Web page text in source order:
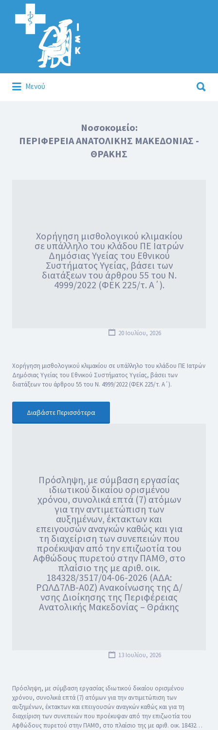
Αναζήτηση
για:
Μενού
για:
Νοσοκομείο:
ΠΕΡΙΦΕΡΕΙΑ ΑΝΑΤΟΛΙΚΗΣ ΜΑΚΕΔΟΝΙΑΣ -
ΘΡΑΚΗΣ
Χορήγηση μισθολογικού κλιμακίου
σε υπάλληλο του κλάδου ΠΕ Ιατρών
Δημόσιας Υγείας του Εθνικού
Συστήματος Υγείας, βάσει των
διατάξεων του άρθρου 55 του Ν.
4999/2022 (ΦΕΚ 225/τ. Α΄).
20 Ιουλίου, 2026
Χορήγηση μισθολογικού κλιμακίου σε υπάλληλο του κλάδου ΠΕ Ιατρών
Δημόσιας Υγείας του Εθνικού Συστήματος Υγείας, βάσει των
διατάξεων του άρθρου 55 του Ν. 4999/2022 (ΦΕΚ 225/τ. Α΄).
Διαβάστε Περισσότερα
Πρόσληψη, με σύμβαση εργασίας
ιδιωτικού δικαίου ορισμένου
χρόνου, συνολικά επτά (7) ατόμων
για την αντιμετώπιση των
αυξημένων, έκτακτων και
επειγουσών αναγκών καθώς και για
τη διαχείριση των συνεπειών που
προέκυψαν από την επιζωοτία του
Αφθώδους πυρετού στην ΠΑΜΘ, στο
πλαίσιο της με αριθ. οικ.
184328/3517/04-06-2026 (ΑΔΑ:
ΡΩΛΔ7ΛΒ-Α0Ζ) Ανακοίνωσης της Δ/
νσης Διοίκησης της Περιφέρειας
Ανατολικής Μακεδονίας – Θράκης
13 Ιουλίου, 2026
Πρόσληψη, με σύμβαση εργασίας ιδιωτικού δικαίου ορισμένου
χρόνου, συνολικά επτά (7) ατόμων για την αντιμετώπιση των
αυξημένων, έκτακτων και επειγουσών αναγκών καθώς και για τη
διαχείριση των συνεπειών που προέκυψαν από την επιζωοτία του
Αφθώδους πυρετού στην ΠΑΜΘ, στο πλαίσιο της με αριθ. οικ. 18432…